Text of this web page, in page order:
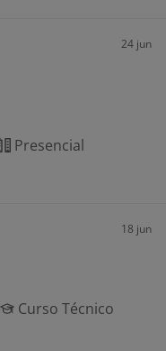
24 jun
Presencial
18 jun
Curso Técnico